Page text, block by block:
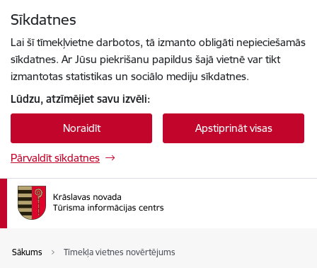
Sīkdatnes
Lai šī tīmekļvietne darbotos, tā izmanto obligāti nepieciešamās
sīkdatnes. Ar Jūsu piekrišanu papildus šajā vietnē var tikt
izmantotas statistikas un sociālo mediju sīkdatnes.
Lūdzu, atzīmējiet savu izvēli:
Noraidīt Apstiprināt visas
Pārvaldīt sīkdatnes
Sākums Tīmekļa vietnes novērtējums